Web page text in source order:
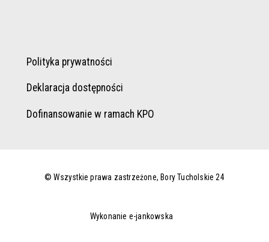
Polityka prywatności
Deklaracja dostępności
Dofinansowanie w ramach KPO
© Wszystkie prawa zastrzeżone, Bory Tucholskie 24
Wykonanie e-jankowska